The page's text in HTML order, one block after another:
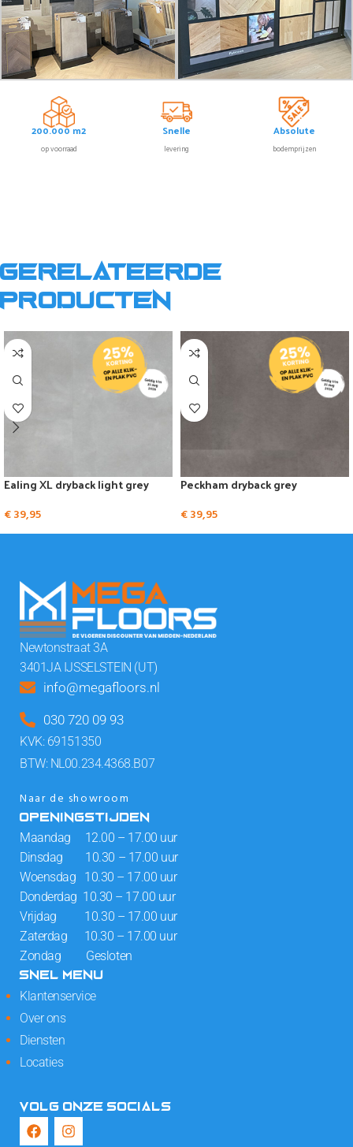
200.000 m2
op voorraad
Snelle
levering
Absolute
bodemprijzen
Gerelateerde
producten
Ealing XL dryback light grey
€39,95
Peckham dryback grey
€39,95
Newtonstraat 3A
3401JA IJSSELSTEIN (UT)
info@megafloors.nl
030 720 09 93
KVK: 69151350
BTW: NL00.234.4368.B07
Naar de showroom
OPENINGSTIJDEN
Maandag 12.00 – 17.00 uur
Dinsdag 10.30 – 17.00 uur
Woensdag 10.30 – 17.00 uur
Donderdag 10.30 – 17.00 uur
Vrijdag 10.30 – 17.00 uur
Zaterdag 10.30 – 17.00 uur
Zondag Gesloten
SNEL MENU
Klantenservice
Over ons
Diensten
Locaties
VOLG ONZE SOCIALS